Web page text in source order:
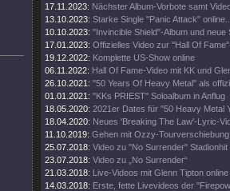
17.11.2023: Nächster Album-Vorbote samt
13.10.2023: Starke Single "Panic Attack"
10.10.2023: "Invincible Shield"-Album und neue
17.01.2023: Offizielles Video zur "Hall Of
19.12.2022: Komplette US-Show online
06.11.2022: Hall Of Fame-Video mit KK und
26.10.2021: "50 Years Of Heavy Metal" als
01.01.2021: "KKs PRIEST" Soloalbum in Anflug
18.05.2020: 2021er Dates für "50 Heavy Metal
18.04.2020: Neues 'Breaking The Law'-Lyric-
11.10.2019: Gehen mit Ozzy-
25.07.2018: Video zu "No Surrender" Stadionhit
23.07.2018: Video zu „No Surrender“
21.03.2018: Live-Videos mit Glenn Tipton online
14.03.2018: Erste, fette Livevideos der